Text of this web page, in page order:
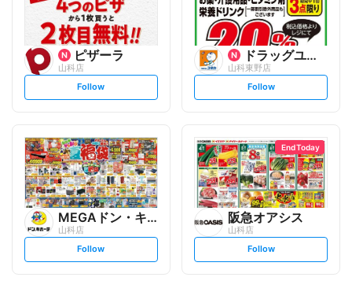
ピザーラ
山科店
s
t
l
o
w
Follow
ドラッグユタカ
山科東野店
s
t
l
o
w
Follow
MEGAドン・キホーテ
山科店
s
t
Follow
End Today
阪急オアシス
山科店
s
t
Follow